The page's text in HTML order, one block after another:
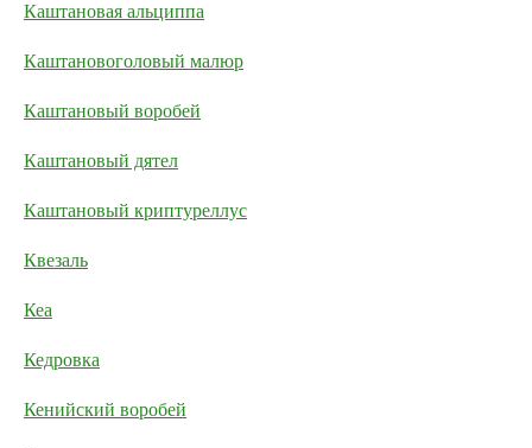
Каштановая альциппа
Каштановоголовый малюр
Каштановый воробей
Каштановый дятел
Каштановый криптуреллус
Квезаль
Кеа
Кедровка
Кенийский воробей